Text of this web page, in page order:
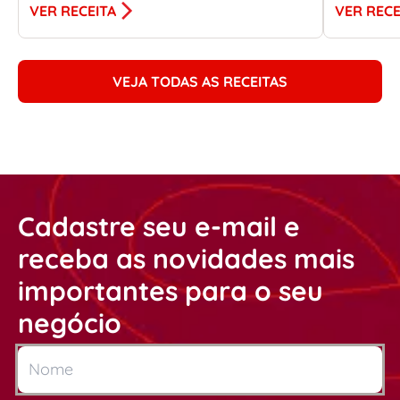
VER RECEITA VER
VEJA TODAS AS RECEITAS
Cadastre seu e-mail e
receba as novidades mais
importantes para o seu
negócio